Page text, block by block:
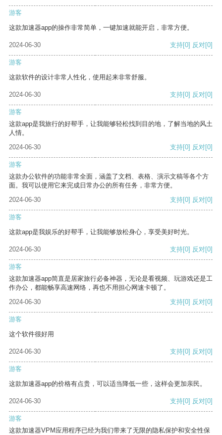
游客
这款加速器app的操作非常简单，一键加速就能开启，非常方便。
2024-06-30 支持[0] 反对[0]
游客
这款软件的设计非常人性化，使用起来非常舒服。
2024-06-30 支持[0] 反对[0]
游客
这款app是我旅行的好帮手，让我能够轻松找到目的地，了解当地的风土
人情。
2024-06-30
支持[0] 反对[0]
游客
这款办公软件的功能非常全面，涵盖了文档、表格、演示文稿等各个方
面。我可以使用它来完成日常办公的所有任务，非常方便。
2024-06-30
支持[0] 反对[0]
游客
这款app是我娱乐的好帮手，让我能够放松身心，享受美好时光。
2024-06-30 支持[0] 反对[0]
游客
这款加速器app简直是居家旅行必备神器，无论是看视频、玩游戏还是工
作办公，都能畅享高速网络，再也不用担心网速卡顿了。
2024-06-30
支持[0] 反对[0]
游客
这个软件很好用
2024-06-30 支持[0] 反对[0]
游客
这款加速器app的价格有点贵，可以适当降低一些，这样会更加亲民。
2024-06-30 支持[0] 反对[0]
游客
这款加速器VPM应用程序已经为我们带来了无限的隐私保护和安全性保